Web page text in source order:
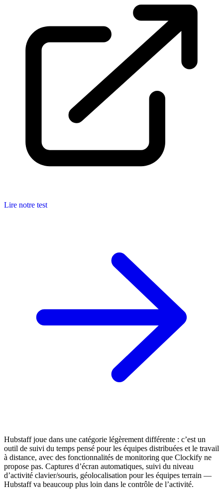
Lire notre test
Hubstaff joue dans une catégorie légèrement différente : c’est un
outil de suivi du temps pensé pour les équipes distribuées et le travail
à distance, avec des fonctionnalités de monitoring que Clockify ne
propose pas. Captures d’écran automatiques, suivi du niveau
d’activité clavier/souris, géolocalisation pour les équipes terrain —
Hubstaff va beaucoup plus loin dans le contrôle de l’activité.